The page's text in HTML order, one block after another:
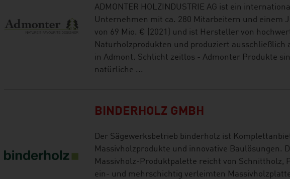
ADMONTER HOLZINDUSTRIE AG ist ein
Unternehmen mit ca. 280 Mitarbeitern und einem
von 69 Mio. € (2021) und ist Hersteller von
Naturholzprodukten und produziert ausschließlich
in Admont. Schlicht zeitlos - Admonter Produkte
natürliche ...
BINDERHOLZ GMBH
Der Sägewerksbetrieb binderholz ist
Massivholzprodukte und innovative Baulösungen.
Massivholz-Produktpalette reicht von Schnittholz,
ein- und mehrschichtig verleimten